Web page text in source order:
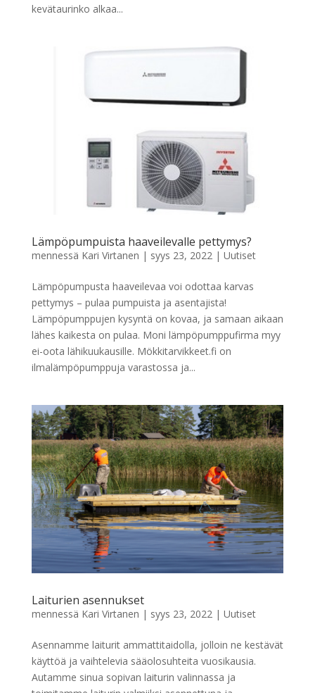
kevätaurinko alkaa...
Lämpöpumpuista haaveilevalle pettymys?
mennessä Kari Virtanen | syys 23, 2022| Uutiset
Lämpöpumpusta haaveilevaa voi odottaa karvas
pettymys – pulaa pumpuista ja asentajista!
Lämpöpumppujen kysyntä on kovaa, ja samaan aikaan
lähes kaikesta on pulaa. Moni lämpöpumppufirma myy
ei-oota lähikuukausille. Mökkitarvikkeet.fi on
ilmalämpöpumppuja varastossa ja...
Laiturien asennukset
mennessä Kari Virtanen | syys 23, 2022 | Uutiset
Asennamme laiturit ammattitaidolla, jolloin ne kestävät
käyttöä ja vaihtelevia sääolosuhteita vuosikausia.
Autamme sinua sopivan laiturin valinnassa ja